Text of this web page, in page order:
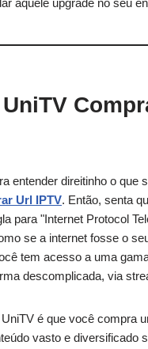
aquele upgrade no seu
entender direitinho o que
Url IPTV. Então, senta
para "Internet Protocol
se a internet fosse o
tem acesso a uma
descomplicada, via
é que você compra
vasto e diversificado